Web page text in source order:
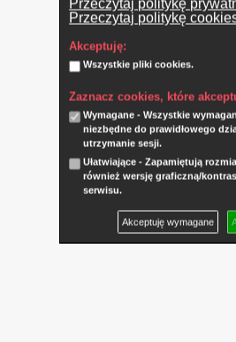
Przeczytaj politykę
Przeczytaj politykę
Akceptuję:
Wszystkie pliki cookies.
Zaznacz cookies, które
Wymagane - Wszystkie
niezbędne do prawidłowego
utrzymanie sesji.
Ułatwiające - Zapamiętują
również wersję graficzną/
serwisu.
Akceptuję wymagane